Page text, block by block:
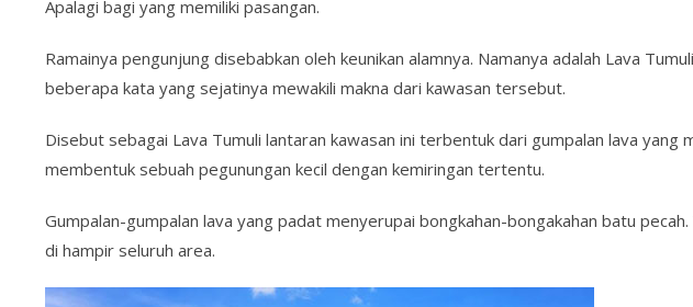
Apalagi bagi yang memiliki pasangan.
Ramainya pengunjung disebabkan oleh keunikan alamnya. Namanya adalah Lava
beberapa kata yang sejatinya mewakili makna dari kawasan tersebut.
Disebut sebagai Lava Tumuli lantaran kawasan ini terbentuk dari gumpalan lava yang
membentuk sebuah pegunungan kecil dengan kemiringan tertentu.
Gumpalan-gumpalan lava yang padat menyerupai bongkahan-bongakahan batu
di hampir seluruh area.